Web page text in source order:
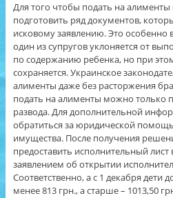
Для того чтобы подать на
подготовить ряд документов,
исковому заявлению. Это особенно
один из супругов уклоняется от
по содержанию ребенка, но при
сохраняется. Украинское
алименты даже без расторжения
подать на алименты можно только
развода. Для дополнительной
обратиться за юридической
имущества. После получения
предоставить исполнительный лист
заявлением об открытии
Соответственно, а с 1 декабря дети
менее 813 грн., а старше – 1013,50